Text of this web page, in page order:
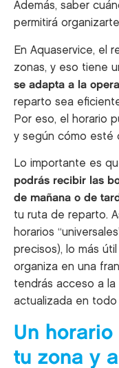
Además, saber
permitirá
En Aquaservice, el
zonas, y eso tiene
se adapta a la
reparto sea
Por eso, el horario
y según cómo esté
Lo importante es
podrás recibir las
de mañana o de
tu ruta de reparto.
horarios
precisos), lo más
organiza en una
tendrás acceso a
actualizada en
Un
tu zona y